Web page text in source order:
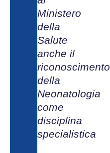
Ministero
della
Salute
anche il
riconoscimento
della
Neonatologia
come
disciplina
specialistica